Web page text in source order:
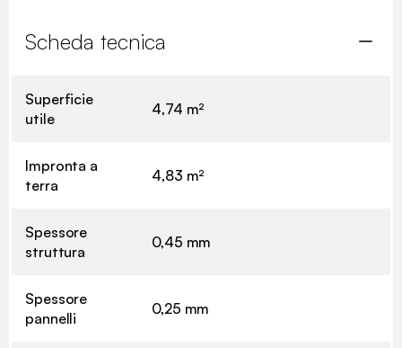
Scheda tecnica
Superficie
utile
4,74 m²
Impronta a
terra
4,83 m²
Spessore
struttura
0,45 mm
Spessore
pannelli
0,25 mm